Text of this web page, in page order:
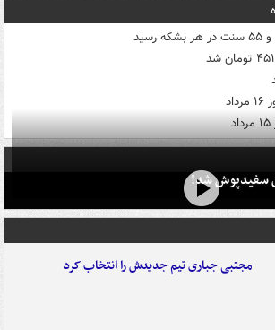
سفیدپوش شد!
مجتبی جباری تیم جدیدش را انتخاب کرد